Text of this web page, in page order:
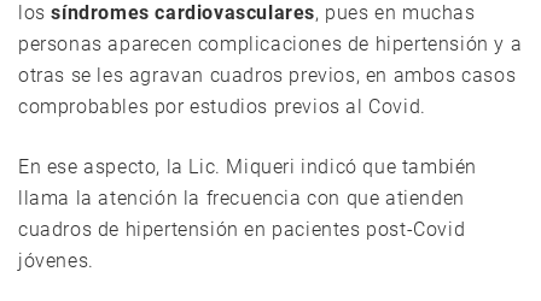
lossíndromes cardiovasculares, pues en muchas
personas aparecen complicaciones de hipertensión y a
otras se les agravan cuadros previos, en ambos casos
comprobables por estudios previos al Covid.
En ese aspecto, la Lic. Miqueri indicó que también
llama la atención la frecuencia con que atienden
cuadros de hipertensión en pacientes post-Covid
jóvenes.